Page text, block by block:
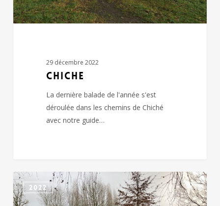
29 décembre 2022
CHICHE
La dernière balade de l'année s'est
déroulée dans les chemins de Chiché
avec notre guide…
BOISME
2022